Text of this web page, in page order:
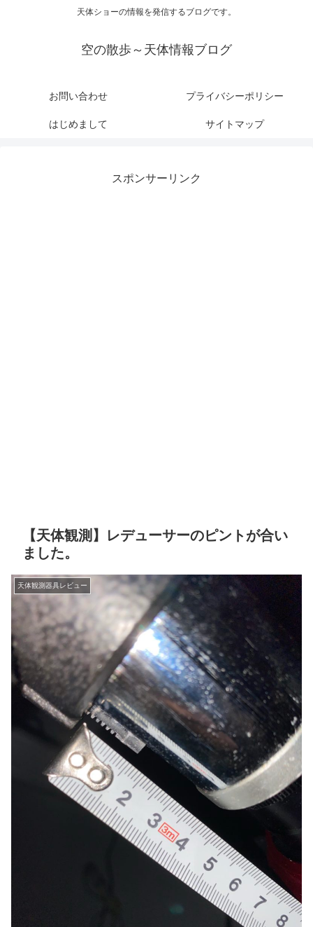
天体ショーの情報を発信するブログです。
空の散歩～天体情報ブログ
お問い合わせ プライバシーポリシー
はじめまして サイトマップ
スポンサーリンク
【天体観測】レデューサーのピントが合い
ました。
天体観測器具レビュー